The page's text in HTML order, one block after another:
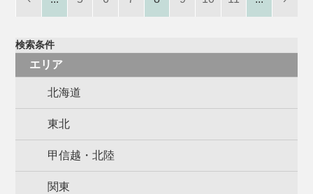
検索条件
エリア
北海道
東北
甲信越・北陸
関東